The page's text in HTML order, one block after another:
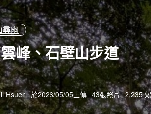
尋幽
峰、石壁山步道
Hsueh 於2026/05/05上傳 43張照片 2,235